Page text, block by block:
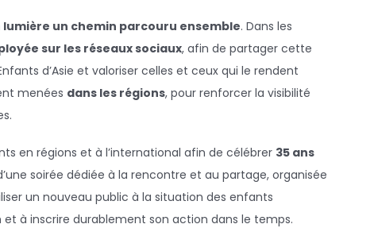
un chemin parcouru ensemble. Dans les
sur les réseaux sociaux, afin de partager cette
d’Asie et valoriser celles et ceux qui le rendent
menées dans les régions, pour renforcer la visibilité
en régions et à l’international afin de célébrer 35 ans
soirée dédiée à la rencontre et au partage, organisée
un nouveau public à la situation des enfants
et à inscrire durablement son action dans le temps.